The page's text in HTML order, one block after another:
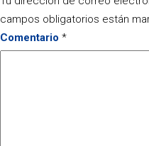
campos obligatorios están
Comentario *